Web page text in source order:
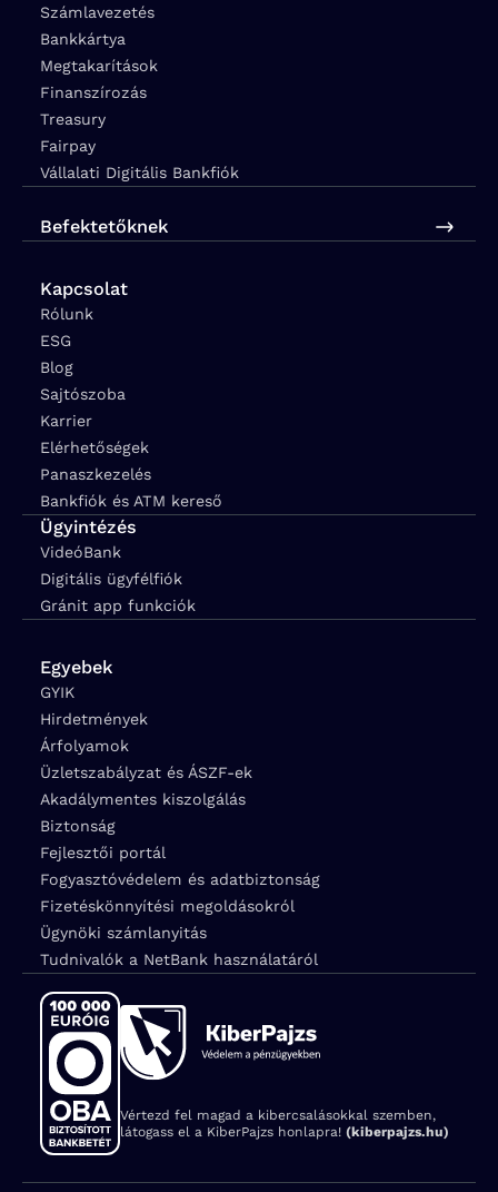
Számlavezetés
Bankkártya
Megtakarítások
Finanszírozás
Treasury
Fairpay
Vállalati Digitális Bankfiók
Befektetőknek
Kapcsolat
Rólunk
ESG
Blog
Sajtószoba
Karrier
Elérhetőségek
Panaszkezelés
Bankfiók és ATM kereső
Ügyintézés
VideóBank
Digitális ügyfélfiók
Gránit app funkciók
Egyebek
GYIK
Hirdetmények
Árfolyamok
Üzletszabályzat és ÁSZF-ek
Akadálymentes kiszolgálás
Biztonság
Fejlesztői portál
Fogyasztóvédelem és adatbiztonság
Fizetéskönnyítési megoldásokról
Ügynöki számlanyitás
Tudnivalók a NetBank használatáról
Vértezd fel magad a kibercsalásokkal szemben,
látogass el a KiberPajzs honlapra! (kiberpajzs.hu)